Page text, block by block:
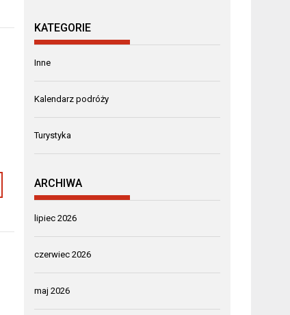
KATEGORIE
Inne
Kalendarz podróży
Turystyka
ARCHIWA
lipiec 2026
czerwiec 2026
maj 2026